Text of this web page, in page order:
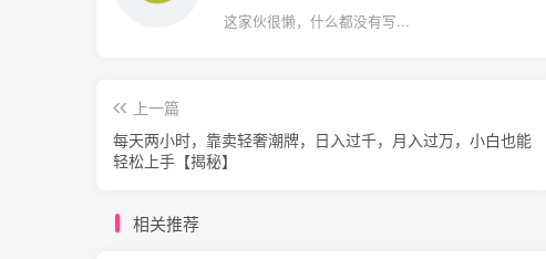
这家伙很懒，什么都没有写...
上一篇
每天两小时，靠卖轻奢潮牌，日入过千，月入过万，小白也能
轻松上手【揭秘】
相关推荐